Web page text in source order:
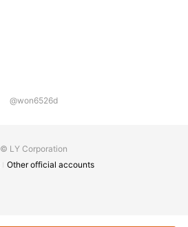
@won6526d
© LY Corporation
Other official accounts